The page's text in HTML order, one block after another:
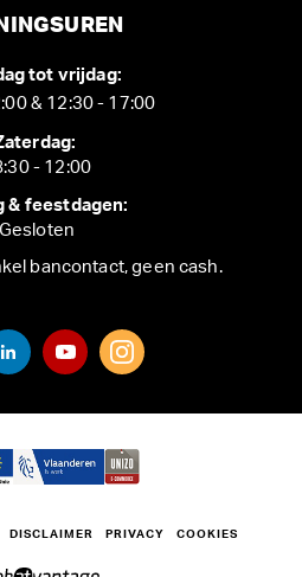
tot vrijdag:
& 12:30 - 17:00
- 12:00
& feestdagen:
Gesloten
bancontact, geen cash.
DISCLAIMER PRIVACY COOKIES